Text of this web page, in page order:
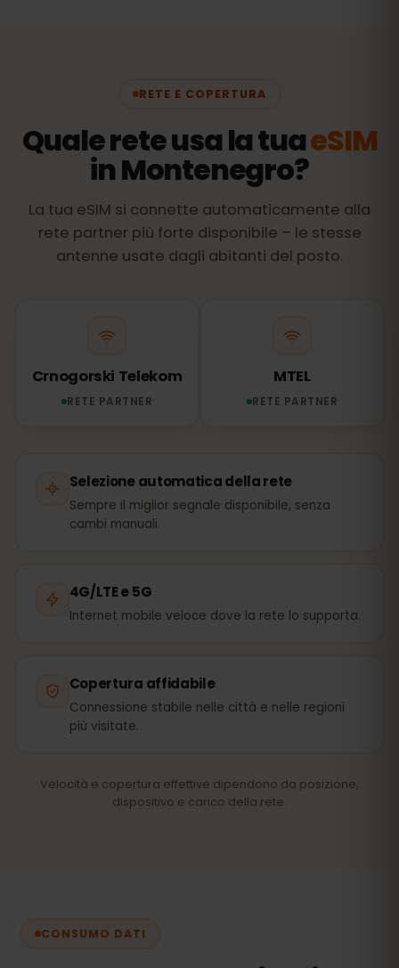
RETE E COPERTURA
Quale rete usa la tuaeSIM
in Montenegro?
La tua eSIM si connette automaticamente alla
rete partner più forte disponibile – le stesse
antenne usate dagli abitanti del posto.
Crnogorski Telekom
RETE PARTNER
MTEL
RETE PARTNER
Selezione automatica della rete
Sempre il miglior segnale disponibile, senza
cambi manuali.
4G/LTE e 5G
Internet mobile veloce dove la rete lo supporta.
Copertura affidabile
Connessione stabile nelle città e nelle regioni
più visitate.
Velocità e copertura effettive dipendono da posizione,
dispositivo e carico della rete.
CONSUMO DATI